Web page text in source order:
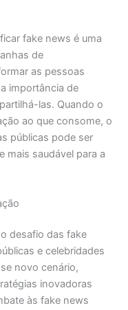
fake news é uma
de
as pessoas
importância de
las. Quando o
ao que consome, o
públicas pode ser
mais saudável para a
desafio das fake
e celebridades
novo cenário,
inovadoras
às fake news